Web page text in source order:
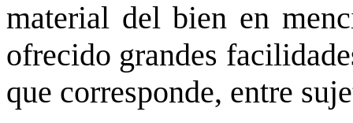
material del bien en
ofrecido grandes
que corresponde, entre